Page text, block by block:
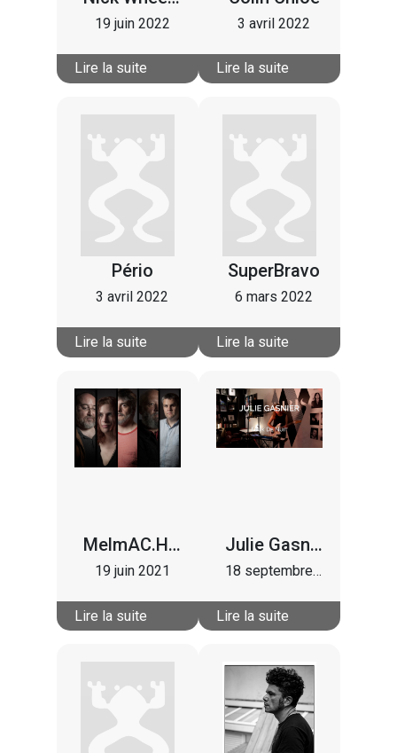
19 juin 2022
Lire la suite
3 avril 2022
Lire la suite
Pério
3 avril 2022
Lire la suite
SuperBravo
6 mars 2022
Lire la suite
MelmAC.Hello
19 juin 2021
Lire la suite
Julie Gasnier
18 septembre 2022
Lire la suite